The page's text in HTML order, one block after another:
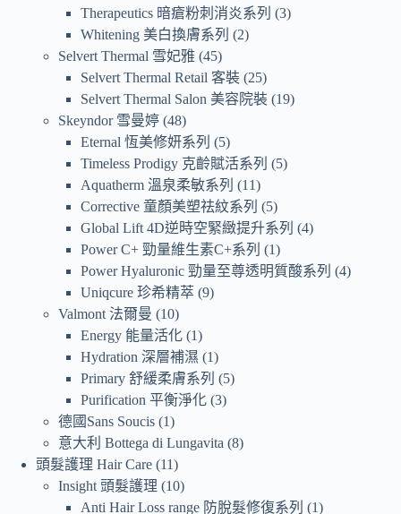
Therapeutics 暗瘡粉刺消炎系列
3
Whitening 美白換膚系列
2
Selvert Thermal 雪妃雅 45
Selvert Thermal Retail 客裝 25
Selvert Thermal Salon 美容院裝 19
Skeyndor 雪曼婷 48
Eternal 恆美修妍系列
5
Timeless Prodigy 克齡賦活系列
5
Aquatherm 溫泉柔敏系列
11
Corrective 童顏美塑祛紋系列
5
Global Lift 4D逆時空緊緻提升系列
4
Power C+ 勁量維生素C+系列
1
Power Hyaluronic 勁量至尊透明質酸系列
4
Uniqcure 珍希精萃 9
Valmont 法爾曼
10
Energy 能量活化 1
Hydration 深層補濕
1
Primary 舒緩柔膚系列
5
Purification 平衡淨化 3
德國Sans Soucis 1
意大利 Bottega di Lungavita 8
頭髮護理 Hair Care 11
Insight 頭髮護理
10
Anti Hair Loss range 防脫髮修復系列
1